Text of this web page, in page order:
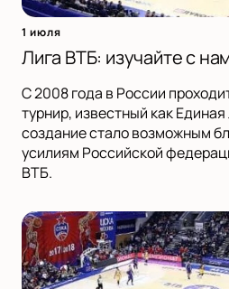
1 июля
Лига ВТБ: изучайте с
С 2008 года в России
турнир, известный как
создание стало возможным
усилиям Российской
ВТБ.